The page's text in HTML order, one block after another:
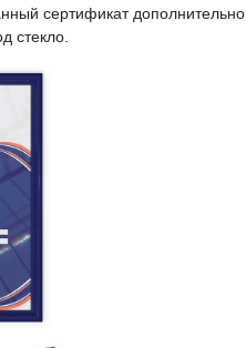
сертификат дополнительно
стекло.